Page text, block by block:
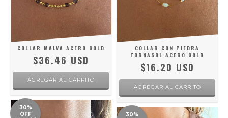
COLLAR MALVA ACERO GOLD
$36.46 USD
COLLAR CON PIEDRA
TORNASOL ACERO GOLD
$16.20 USD
30%
OFF
30%